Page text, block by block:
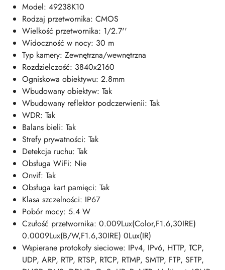
Model: 49238K10
Rodzaj przetwornika: CMOS
Wielkość przetwornika: 1/2.7''
Widoczność w nocy: 30 m
Typ kamery: Zewnętrzna/wewnętrzna
Rozdzielczość: 3840x2160
Ogniskowa obiektywu: 2.8mm
Wbudowany obiektyw: Tak
Wbudowany reflektor podczerwienii: Tak
WDR: Tak
Balans bieli: Tak
Strefy prywatności: Tak
Detekcja ruchu: Tak
Obsługa WiFi: Nie
Onvif: Tak
Obsługa kart pamięci: Tak
Klasa szczelności: IP67
Pobór mocy: 5.4 W
Czułość przetwornika: 0.009Lux(Color,F1.6,30IRE)
0.0009Lux(B/W,F1.6,30IRE) 0Lux(IR)
Wspierane protokoły sieciowe: IPv4, IPv6, HTTP, TCP,
UDP, ARP, RTP, RTSP, RTCP, RTMP, SMTP, FTP, SFTP,